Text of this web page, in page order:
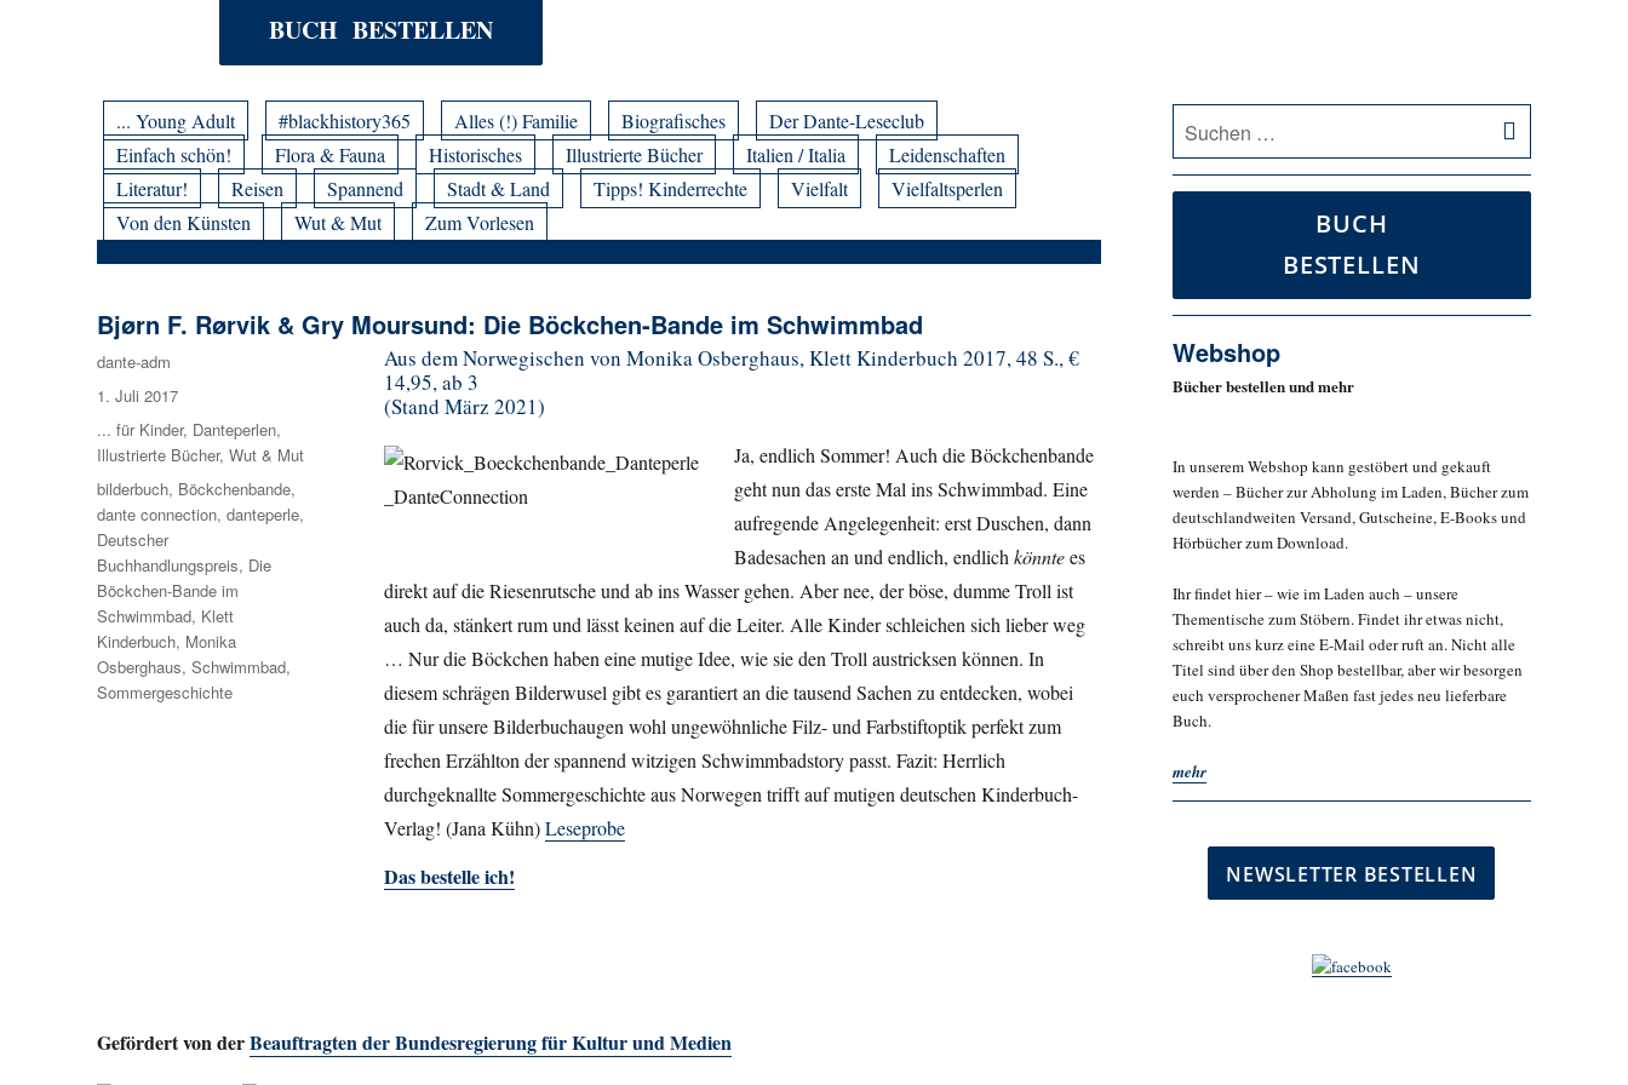
BUCH BESTELLEN
... Young Adult #blackhistory365 Alles (!) Familie Biografisches
Der Dante-Leseclub
Einfach schön!
Flora & Fauna Historisches Illustrierte Bücher Italien / Italia
Leidenschaften
Literatur!
Reisen Spannend Stadt & Land Tipps! Kinderrechte Vielfalt
Vielfaltsperlen
Von den Künsten
Wut & Mut Zum Vorlesen
Bjørn F. Rørvik & Gry Moursund: Die Böckchen-Bande im Schwimmbad
Aus dem Norwegischen von Monika Osberghaus, Klett Kinderbuch 2017, 48 S., €
14,95, ab 3
(Stand März 2021)
Ja, endlich Sommer! Auch die Böckchenbande
geht nun das erste Mal ins Schwimmbad. Eine
aufregende Angelegenheit: erst Duschen, dann
Badesachen an und endlich, endlich könntees
direkt auf die Riesenrutsche und ab ins Wasser gehen. Aber nee, der böse, dumme Troll ist
auch da, stänkert rum und lässt keinen auf die Leiter. Alle Kinder schleichen sich lieber weg
… Nur die Böckchen haben eine mutige Idee, wie sie den Troll austricksen können. In
diesem schrägen Bilderwusel gibt es garantiert an die tausend Sachen zu entdecken, wobei
die für unsere Bilderbuchaugen wohl ungewöhnliche Filz- und Farbstiftoptik perfekt zum
frechen Erzählton der spannend witzigen Schwimmbadstory passt. Fazit: Herrlich
durchgeknallte Sommergeschichte aus Norwegen trifft auf mutigen deutschen Kinderbuch-
Verlag! (Jana Kühn)Leseprobe
Das bestelle ich!
Autor
dante-adm
Veröffentlicht
am
1. Juli 2017
Kategorien
... für Kinder, Danteperlen,
Illustrierte Bücher,Wut & Mut
Schlagwörter
bilderbuch, Böckchenbande,
dante connection,danteperle,
Deutscher
Buchhandlungspreis, Die
Böckchen-Bande im
Schwimmbad, Klett
Kinderbuch, Monika
Osberghaus,Schwimmbad,
Sommergeschichte
Gefördert von derBeauftragten der Bundesregierung für Kultur und Medien
nach:
BUCH
BESTELLEN
Webshop
Bücher bestellen und mehr
In unserem Webshop kann gestöbert und gekauft
werden – Bücher zur Abholung im Laden, Bücher zum
deutschlandweiten Versand, Gutscheine, E-Books und
Hörbücher zum Download.
Ihr findet hier – wie im Laden auch – unsere
Thementische zum Stöbern. Findet ihr etwas nicht,
schreibt uns kurz eine E-Mail oder ruft an. Nicht alle
Titel sind über den Shop bestellbar, aber wir besorgen
euch versprochener Maßen fast jedes neu lieferbare
Buch.
mehr